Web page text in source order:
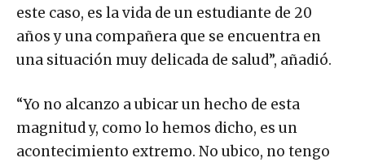
este caso, es la vida de un estudiante de 20
años y una compañera que se encuentra en
una situación muy delicada de salud”, añadió.
“Yo no alcanzo a ubicar un hecho de esta
magnitud y, como lo hemos dicho, es un
acontecimiento extremo. No ubico, no tengo